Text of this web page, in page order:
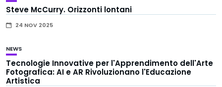
Steve McCurry. Orizzonti lontani
24 NOV 2025
NEWS
Tecnologie Innovative per l'Apprendimento dell'Arte
Fotografica: AI e AR Rivoluzionano l'Educazione
Artistica